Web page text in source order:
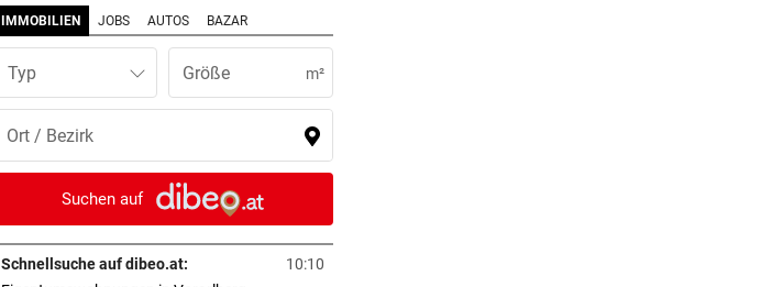
LOKALAUGENSCHEIN
„Gletscherspalten und Steine –
das ist gefährlich“
DREIER FÜR ROTJACKEN vor 17 Stunden
Kopfball-Tore bescheren GAK
Sieg gegen Lustenau!
vor 18 Stunden
„Verschlaha“: Prügeln auf
Vorarlbergerisch
IMMOBILIEN JOBS AUTOS BAZAR
Typ m²
Suchen auf
Schnellsuche auf dibeo.at:
10:10